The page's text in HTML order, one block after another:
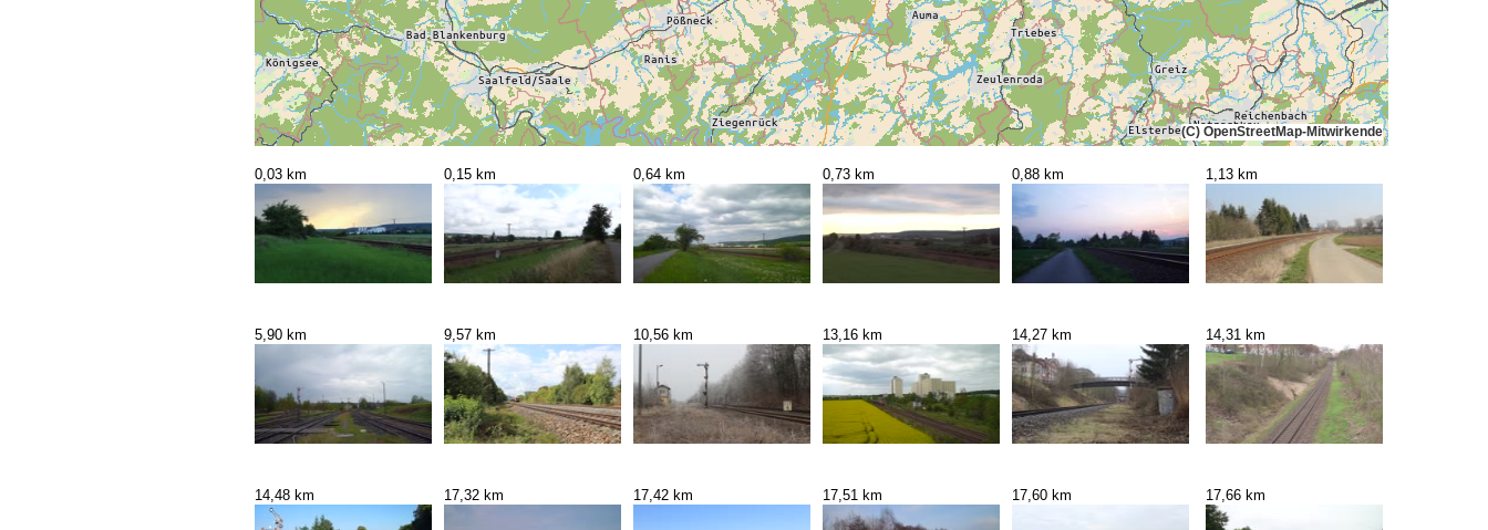
(C) OpenStreetMap-Mitwirkende
0,03 km 0,15 km 0,64 km 0,73 km 0,88 km 1,13 km
5,90 km 9,57 km 10,56 km 13,16 km 14,27 km 14,31 km
14,48 km 17,32 km 17,42 km 17,51 km 17,60 km 17,66 km